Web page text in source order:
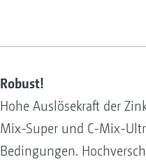
Robust!
Hohe Auslösekraft der
Mix-Super und C-Mix-
Bedingungen.